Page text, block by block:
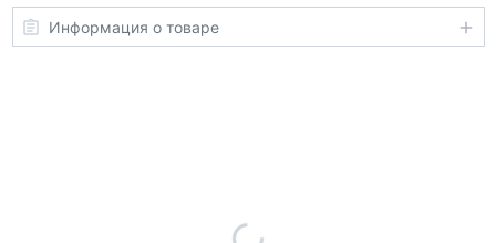
Информация о товаре